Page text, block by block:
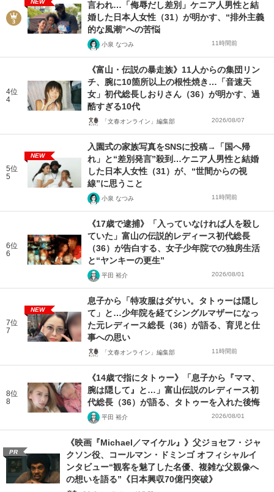
NEW
言われ…「侮辱だし差別」ケニア人男性と結
婚した日本人女性（31）が明かす、“排外主義
的な風潮”への苦悩
小泉 なつみ 11時間前
4位
4
《富山・伝説の暴走族》11人からの集団リン
チ、腕に10箇所以上の根性焼き…「音速天
女」初代総長しおりさん（36）が明かす、過
酷すぎる10代
「文春オンライン」編集部 2026/08/07
5位
5
NEW
入園式の家族写真をSNSに投稿→「国へ帰
れ」と“差別発言”殺到…ケニア人男性と結婚
した日本人女性（31）が、“世間からの視
線”に思うこと
小泉 なつみ 11時間前
6位
6
《17歳で逮捕》「入っていなければ人を殺し
ていた」富山の伝説的レディース初代総長
（36）が告白する、女子少年院での独房生活
と“ヤンキーの更生”
平田 裕介 2026/08/01
7位
7
NEW
息子から「特攻服はダサい。タトゥーは隠し
て」と…少年院を経てシングルマザーになっ
た元レディース総長（36）が語る、育児と仕
事への思い
「文春オンライン」編集部 11時間前
8位
8
《14歳で指にタトゥー》「息子から『ママ、
腕は隠して』と…」富山伝説のレディース初
代総長（36）が語る、タトゥーを入れた後悔
平田 裕介 2026/08/01
PR
《映画『Michael／マイケル』》父ジョセフ・ジャ
クソン役、コールマン・ドミンゴ オフィシャルイ
ンタビュー“観客を魅了した名優、複雑な父親像へ
の想いを語る”《日本興収70億円突破》